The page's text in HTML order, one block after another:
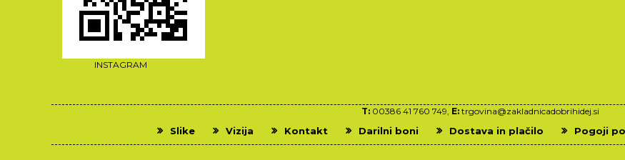
INSTAGRAM
T:00386 41 760 749, E: trgovina@zakladnicadobrihidej.si
Slike Vizija Kontakt Darilni boni Dostava in plačilo Pogoji